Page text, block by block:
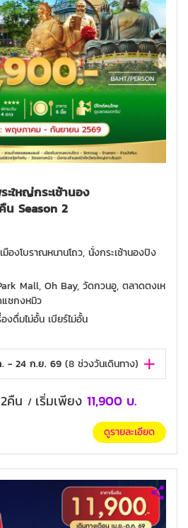
ใหญ่กระเช้านอง
น Season 2
องโบราณหนานโถว, นั่งกระเช้านองปิง
Mall, Oh Bay, วัดกวนอู, ตลาดตงเห
แชกงหมิว
ดื่มไม่อั้น เบียร์ไม่อั้น
. - 24 ก.ย. 69 (8 ช่วงวันเดินทาง)
คืน / เริ่มเพียง 11,900 บ.
ดูรายละเอียด